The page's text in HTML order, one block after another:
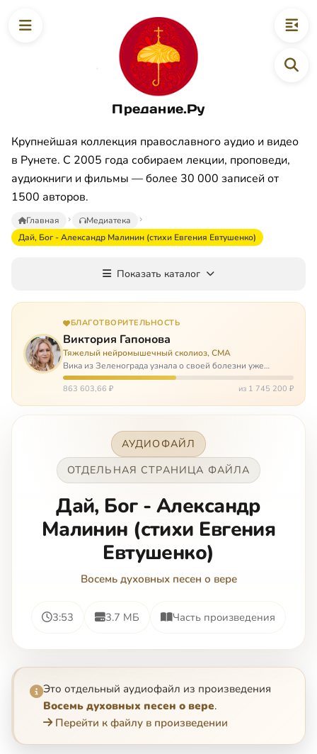
Предание.Ру
Крупнейшая коллекция православного аудио и видео
в Рунете. С 2005 года собираем лекции, проповеди,
аудиокниги и фильмы — более 30 000 записей от
1500 авторов.
Главная
Медиатека
Дай, Бог - Александр Малинин (стихи Евгения Евтушенко)
Показать каталог
БЛАГОТВОРИТЕЛЬНОСТЬ
Виктория Гапонова
Тяжелый нейромышечный сколиоз, СМА
Вика из Зеленограда узнала о своей болезни уже
будучи в сознательном возрасте. Ей пришлось
привыкать к инвалидной коляске и сильнейшему
863 603,66 ₽ из 1 745 200 ₽
АУДИОФАЙЛ
ОТДЕЛЬНАЯ СТРАНИЦА ФАЙЛА
Дай, Бог - Александр
Малинин (стихи Евгения
Евтушенко)
Восемь духовных песен о вере
3:53 3.7 МБ Часть произведения
Это отдельный аудиофайл из произведения
Восемь духовных песен о вере.
Перейти к файлу в произведении